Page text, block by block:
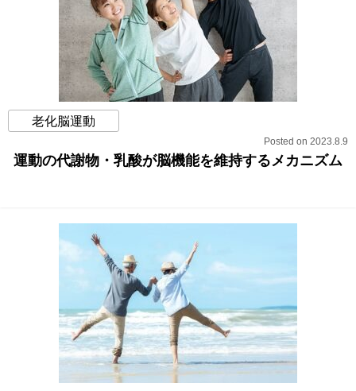
老化脳運動
Posted on 2023.8.9
運動の代謝物・乳酸が脳機能を維持するメカニズム